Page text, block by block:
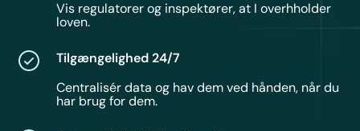
Vis regulatorer og inspektører, at I overhholder
loven.
Tilgængelighed 24/7
Centralisér data og hav dem ved hånden, når du
har brug for dem.